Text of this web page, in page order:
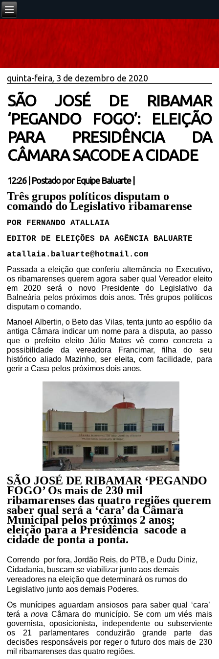
quinta-feira, 3 de dezembro de 2020
SÃO JOSÉ DE RIBAMAR
‘PEGANDO FOGO’: ELEIÇÃO
PARA PRESIDÊNCIA DA
CÂMARA SACODE A CIDADE
12:26| Postado por Equipe Baluarte
Três grupos políticos disputam o
comando do Legislativo ribamarense
POR FERNANDO ATALLAIA
EDITOR DE ELEIÇÕES DA AGÊNCIA BALUARTE
atallaia.baluarte@hotmail.com
Passada a eleição que conferiu alternância no Executivo,
os ribamarenses querem agora saber qual Vereador eleito
em 2020 será o novo Presidente do Legislativo da
Balneária pelos próximos dois anos. Três grupos políticos
disputam o comando.
Manoel Albertin, o Beto das Vilas, tenta junto ao espólio da
antiga Câmara indicar um nome para a disputa, ao passo
que o prefeito eleito Júlio Matos vê como concreta a
possibilidade da vereadora Francimar, filha do seu
histórico aliado Mazinho, ser eleita, com facilidade, para
gerir a Casa pelos próximos dois anos.
SÃO JOSÉ DE RIBAMAR ‘PEGANDO
FOGO’ Os mais de 230 mil
ribamarenses das quatro regiões querem
saber qual será a ‘cara’ da Câmara
Municipal pelos próximos 2 anos;
eleição para a Presidência sacode a
cidade de ponta a ponta.
Correndo por fora, Jordão Reis, do PTB, e Dudu Diniz,
Cidadania, buscam se viabilizar junto aos demais
vereadores na eleição que determinará os rumos do
Legislativo junto aos demais Poderes.
Os munícipes aguardam ansiosos para saber qual ‘cara’
terá anova Câmara do município. Se com um viés mais
governista, oposicionista, independente ou subserviente
os 21 parlamentares conduzirão grande parte das
decisões responsáveis por reger o futuro dos mais de 230
mil ribamarenses das quatro regiões.